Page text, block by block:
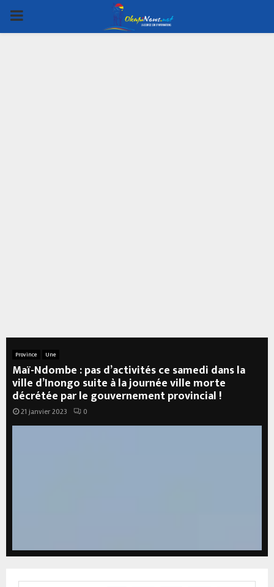
PRIMARY
Province Une
Maï-Ndombe : pas d’activités ce samedi dans la
ville d’Inongo suite à la journée ville morte
décrétée par le gouvernement provincial !
21 janvier 2023 0